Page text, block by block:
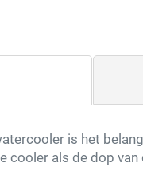
Type
is het
cooler als de dop